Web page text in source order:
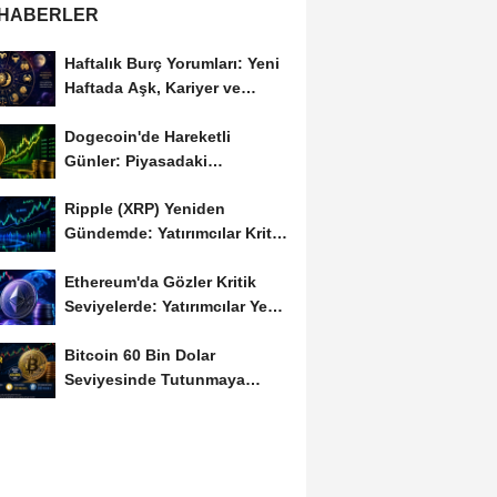
Haftalık Burç Yorumları: Yeni
Haftada Aşk, Kariyer ve
Dogecoin'de Hareketli
Günler: Piyasadaki
de...
Ripple (XRP) Yeniden
Gündemde: Yatırımcılar Kritik
Ethereum'da Gözler Kritik
Seviyelerde: Yatırımcılar Yeni
Bitcoin 60 Bin Dolar
Seviyesinde Tutunmaya